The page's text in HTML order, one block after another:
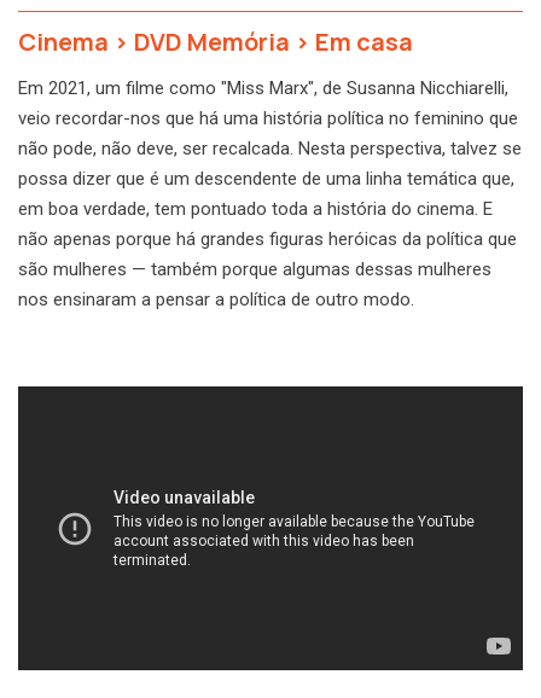
Cinema > DVD Memória > Em casa
Em 2021, um filme como "Miss Marx", de Susanna Nicchiarelli,
veio recordar-nos que há uma história política no feminino que
não pode, não deve, ser recalcada. Nesta perspectiva, talvez se
possa dizer que é um descendente de uma linha temática que,
em boa verdade, tem pontuado toda a história do cinema. E
não apenas porque há grandes figuras heróicas da política que
são mulheres — também porque algumas dessas mulheres
nos ensinaram a pensar a política de outro modo.